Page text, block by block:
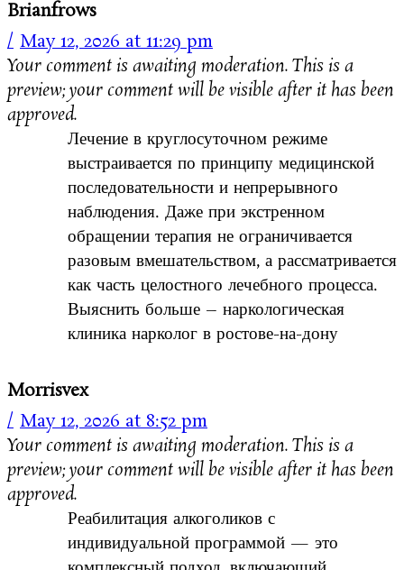
Brianfrows
May 12, 2026 at 11:29 pm
Your comment is awaiting moderation. This is a
preview; your comment will be visible after it has been
approved.
Лечение в круглосуточном режиме
выстраивается по принципу медицинской
последовательности и непрерывного
наблюдения. Даже при экстренном
обращении терапия не ограничивается
разовым вмешательством, а рассматривается
как часть целостного лечебного процесса.
Выяснить больше – наркологическая
клиника нарколог в ростове-на-дону
Morrisvex
May 12, 2026 at 8:52 pm
Your comment is awaiting moderation. This is a
preview; your comment will be visible after it has been
approved.
Реабилитация алкоголиков с
индивидуальной программой — это